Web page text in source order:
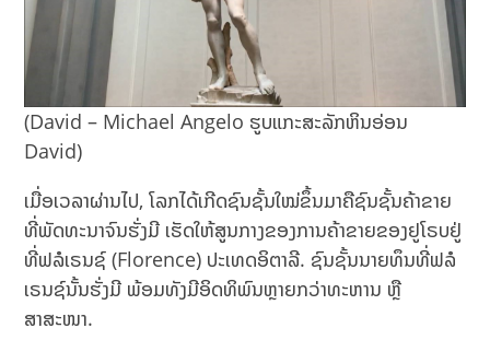
(David – Michael Angelo ຮູບແກະສະລັກຫິນອ່ອນ
David)
ເມື່ອເວລາຜ່ານໄປ, ໂລກໄດ້ເກີດຊົນຊັ້ນໃໝ່ຂຶ້ນມາຄືຊົນຊັ້ນຄ້າຂາຍ
ທີ່ພັດທະນາຈົນຮັ່ງມີ ເຮັດໃຫ້ສູນກາງຂອງການຄ້າຂາຍຂອງຢູໂຣບຢູ່
ທີ່ຟລໍເຣນຊ໌ (Florence) ປະເທດອິຕາລີ. ຊົນຊັ້ນນາຍທຶນທີ່ຟລໍ
ເຣນຊ໌ນັ້ນຮັ່ງມີ ພ້ອມທັງມີອິດທິພົນຫຼາຍກວ່າທະຫານ ຫຼື
ສາສະໜາ.